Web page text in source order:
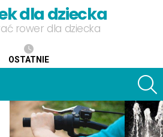
dla dziecka
rower dla dziecka
OSTATNIE